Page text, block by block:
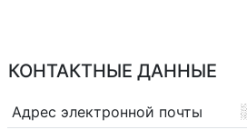
КОНТАКТНЫЕ ДАННЫЕ
Адрес электронной почты